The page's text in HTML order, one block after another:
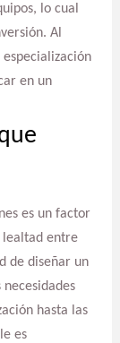
lo cual
Al
en un
es un factor
lealtad entre
de diseñar un
hasta las
es